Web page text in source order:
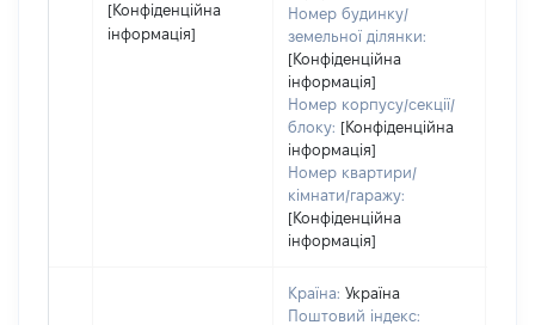
[Конфіденційна
інформація]
Номер будинку/
земельної ділянки:
[Конфіденційна
інформація]
Номер корпусу/секції/
блоку: [Конфіденційна
інформація]
Номер квартири/
кімнати/гаражу:
[Конфіденційна
інформація]
Країна: Україна
Поштовий індекс: